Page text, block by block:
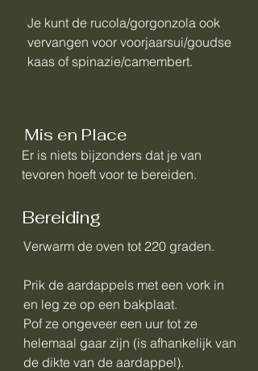
Je kunt de rucola/gorgonzola ook
vervangen voor voorjaarsui/goudse
kaas of spinazie/camembert.
Mis en Place
Er is niets bijzonders dat je van
tevoren hoeft voor te bereiden.
Bereiding
Verwarm de oven tot 220 graden.
Prik de aardappels met een vork in
en leg ze op een bakplaat.
Pof ze ongeveer een uur tot ze
helemaal gaar zijn (is afhankelijk van
de dikte van de aardappel).